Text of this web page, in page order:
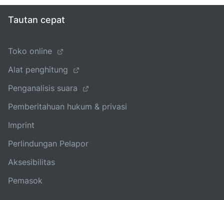
Tautan cepat
Toko online
Alat penghitung
Penganalisis suara
Pemberitahuan hukum & privasi
Imprint
Perlindungan Pelapor
Aksesibilitas
Pemasok